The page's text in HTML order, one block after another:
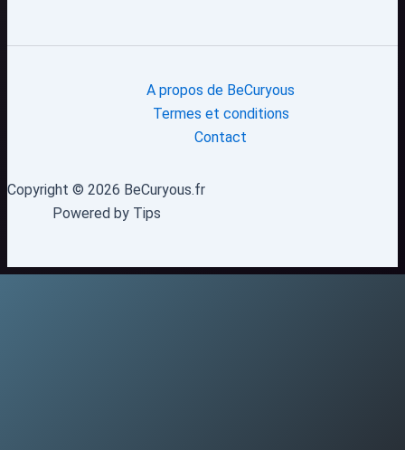
A propos de BeCuryous
Termes et conditions
Contact
Copyright © 2026 BeCuryous.fr
Powered by Tips